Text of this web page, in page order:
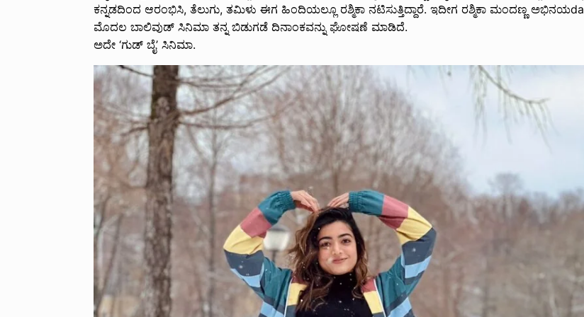
ಕನ್ನಡದಿಂದ ಆರಂಭಿಸಿ, ತೆಲುಗು, ತಮಿಳು ಈಗ ಹಿಂದಿಯಲ್ಲೂ ರಶ್ಮಿಕಾ ನಟಿಸುತ್ತಿದ್ದಾರೆ. ಇದೀಗ ರಶ್ಮಿಕಾ ಮಂದಣ್ಣ ಅಭಿನಯda
ಮೊದಲ ಬಾಲಿವುಡ್ ಸಿನಿಮಾ ತನ್ನ ಬಿಡುಗಡೆ ದಿನಾಂಕವನ್ನು ಘೋಷಣೆ ಮಾಡಿದೆ.
ಅದೇ ‘ಗುಡ್ ಬೈ’ ಸಿನಿಮಾ.